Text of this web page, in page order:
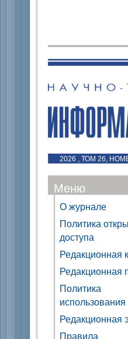
2026 , ТОМ 26,
Меню
О журнале
Политика
доступа
Редакционная
Редакционная
Политика
Редакционная
Правила